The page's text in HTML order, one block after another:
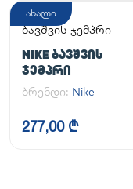
ახალი
ბავშვის ჯემპრი
NIKE ᲑᲐᲕᲨᲕᲘᲡ
ᲯᲔᲛᲞᲠᲘ
ბრენდი: Nike
277,00 ₾